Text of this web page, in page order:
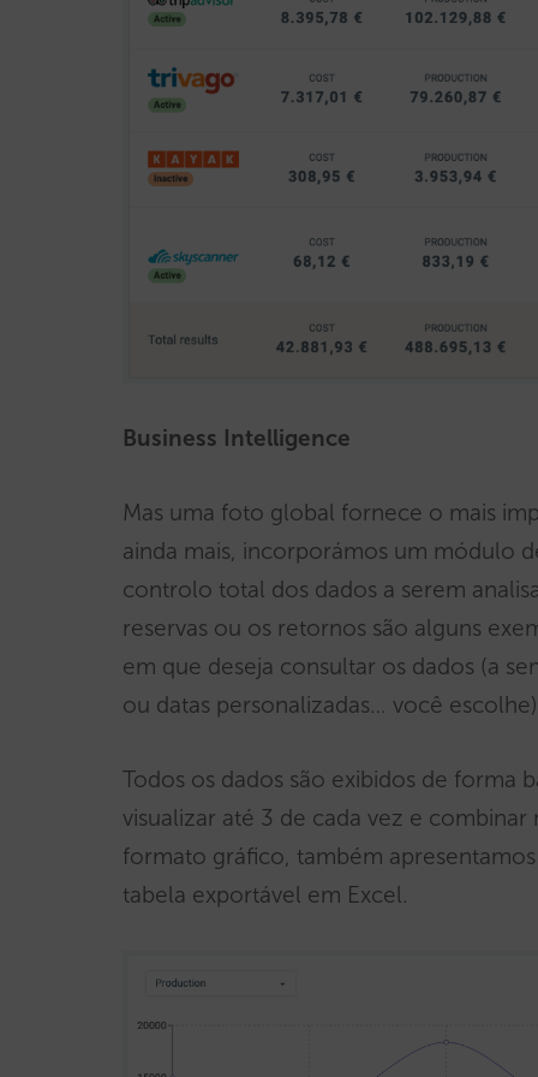
Business Intelligence
Mas uma foto global fornece o mais
ainda mais, incorporámos um módulo
controlo total dos dados a serem
reservas ou os retornos são alguns
em que deseja consultar os dados (a
ou datas personalizadas… você
Todos os dados são exibidos de forma
visualizar até 3 de cada vez e
formato gráfico, também
tabela exportável em Excel.